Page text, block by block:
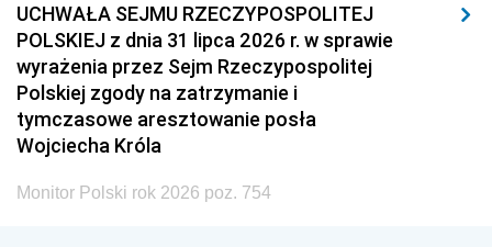
UCHWAŁA SEJMU RZECZYPOSPOLITEJ
POLSKIEJ z dnia 31 lipca 2026 r. w sprawie
wyrażenia przez Sejm Rzeczypospolitej
Polskiej zgody na zatrzymanie i
tymczasowe aresztowanie posła
Wojciecha Króla
Monitor Polski rok 2026 poz. 754